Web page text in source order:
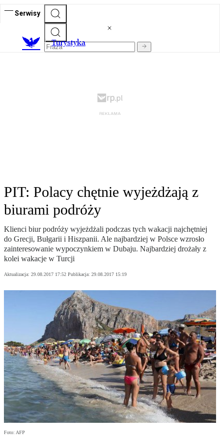
Serwisy
Turystyka
PIT: Polacy chętnie wyjeżdżają z
biurami podróży
Klienci biur podróży wyjeżdżali podczas tych wakacji najchętniej
do Grecji, Bułgarii i Hiszpanii. Ale najbardziej w Polsce wzrosło
zainteresowanie wypoczynkiem w Dubaju. Najbardziej drożały z
kolei wakacje w Turcji
Aktualizacja: 29.08.2017 17:52 Publikacja: 29.08.2017 15:19
Foto: AFP